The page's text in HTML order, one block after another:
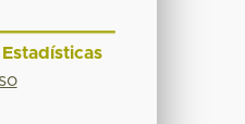
Estadísticas